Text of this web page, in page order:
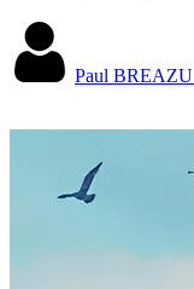
Paul BREAZU